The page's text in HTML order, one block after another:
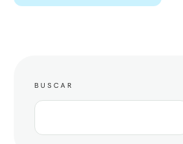
BUSCAR